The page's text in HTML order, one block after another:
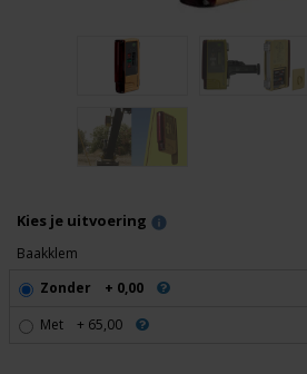
Kies je uitvoering
Baakklem
Zonder
+ 0,00
Met
+ 65,00